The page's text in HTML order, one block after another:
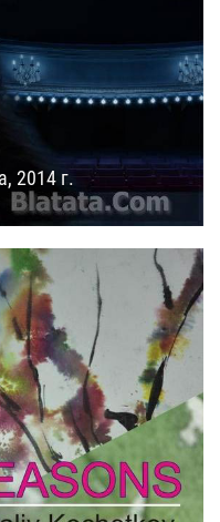
2014 г.